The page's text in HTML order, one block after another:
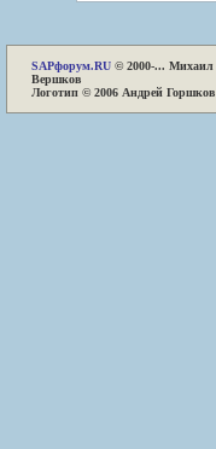
SAPфорум.RU © 2000-... Михаил
Вершков
Логотип © 2006 Андрей Горшков